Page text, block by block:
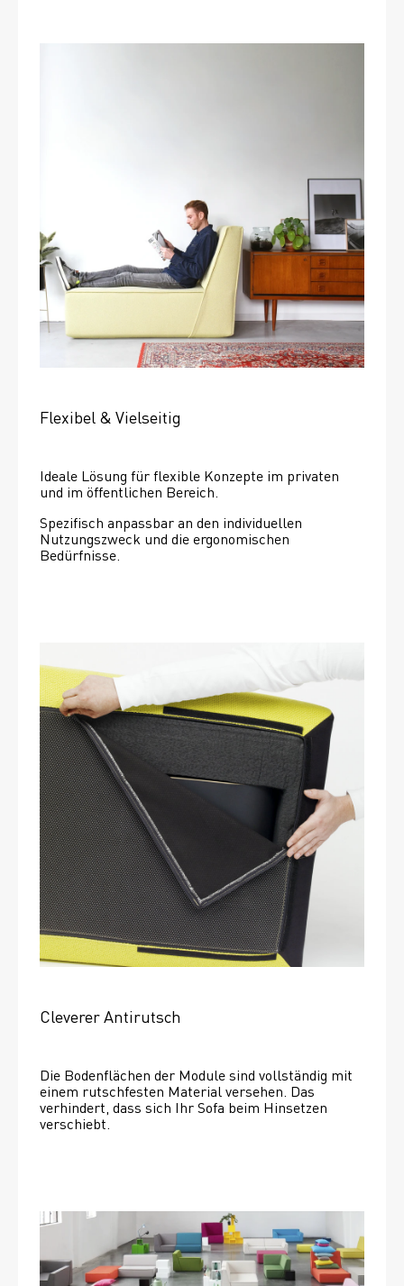
Flexibel & Vielseitig
Ideale Lösung für flexible Konzepte im privaten
und im öffentlichen Bereich.
Spezifisch anpassbar an den individuellen
Nutzungszweck und die ergonomischen
Bedürfnisse.
Cleverer Antirutsch
Die Bodenflächen der Module sind vollständig mit
einem rutschfesten Material versehen. Das
verhindert, dass sich Ihr Sofa beim Hinsetzen
verschiebt.